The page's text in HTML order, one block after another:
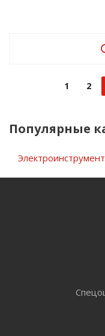
1 2
Популярные